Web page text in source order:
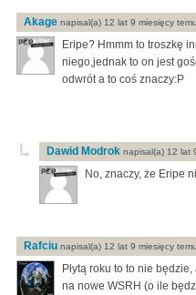
Akage napisal(a) 12 lat 9 miesięcy
Eripe? Hmmm to troszkę
niego,jednak to on jest
odwrót a to coś znaczy:P
Dawid Modrok napisal(a) 12 lat
No, znaczy, że Eripe
Rafciu napisal(a) 12 lat 9 miesięcy
Płytą roku to to nie
na nowe WSRH (o ile